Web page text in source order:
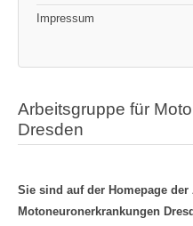
Impressum
Arbeitsgruppe für
Dresden
Sie sind auf der Homepage
Motoneuronerkrankungen